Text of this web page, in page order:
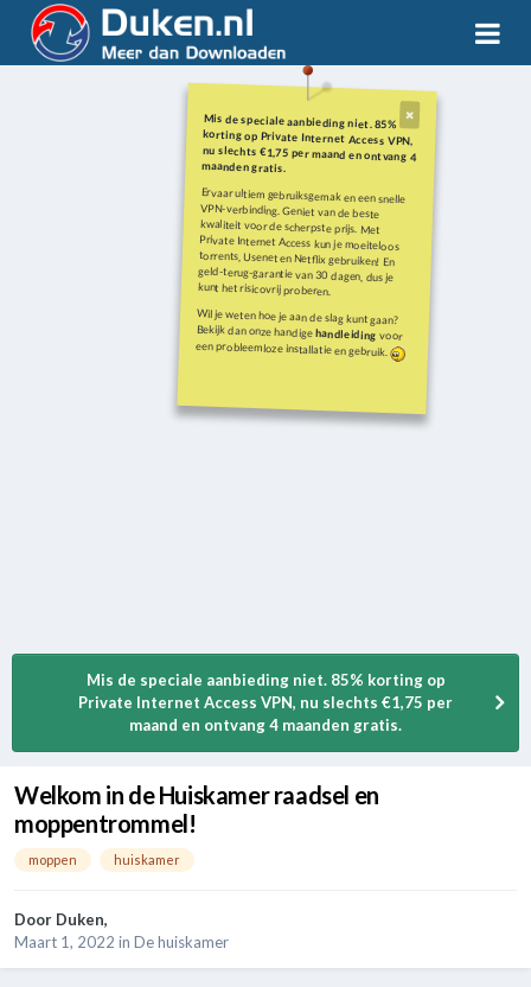
Mis de speciale aanbieding niet. 85%
korting op Private Internet Access VPN,
nu slechts €1,75 per maand en ontvang 4
maanden gratis.
Ervaar ultiem gebruiksgemak en een snelle
VPN-verbinding. Geniet van de beste
kwaliteit voor de scherpste prijs. Met
Private Internet Access kun je moeiteloos
torrents, Usenet en Netflix gebruiken! En
geld-terug-garantie van 30 dagen, dus je
kunt het risicovrij proberen.
Wil je weten hoe je aan de slag kunt gaan?
Bekijk dan onze handigehandleiding voor
een probleemloze installatie en gebruik.
Mis de speciale aanbieding niet. 85% korting op
Private Internet Access VPN, nu slechts €1,75 per
maand en ontvang 4 maanden gratis.
Welkom in de Huiskamer raadsel en
moppentrommel!
moppen huiskamer
Door Duken,
Maart 1, 2022 in De huiskamer